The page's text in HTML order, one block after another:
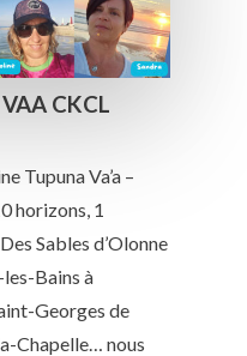
CKCL
Tupuna Va’a –
horizons, 1
Sables d’Olonne
Bains à
Georges de
Chapelle… nous